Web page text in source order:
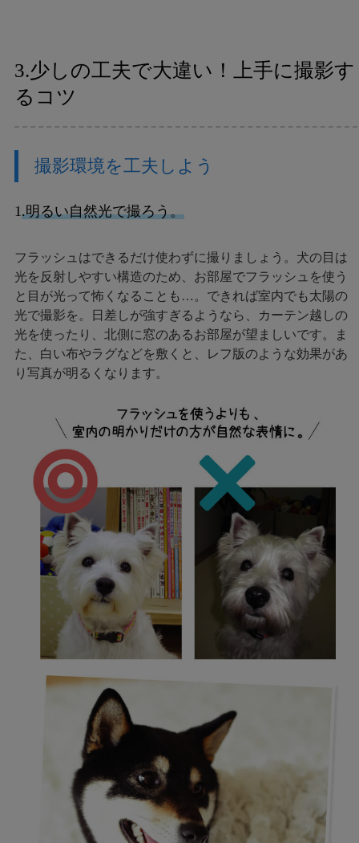
3.少しの工夫で大違い！上手に撮影す
るコツ
撮影環境を工夫しよう
1.明るい自然光で撮ろう。
フラッシュはできるだけ使わずに撮りましょう。犬の目は
光を反射しやすい構造のため、お部屋でフラッシュを使う
と目が光って怖くなることも…。できれば室内でも太陽の
光で撮影を。日差しが強すぎるようなら、カーテン越しの
光を使ったり、北側に窓のあるお部屋が望ましいです。ま
た、白い布やラグなどを敷くと、レフ版のような効果があ
り写真が明るくなります。